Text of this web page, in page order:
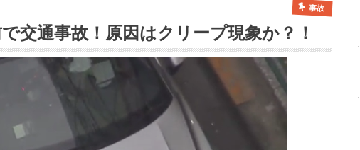
事故
交通事故！原因はクリープ現象か？！